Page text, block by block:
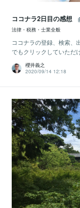
ココナラ2日目の感想
法律・税務・士業全般
ココナラの登録、検索、
でもクリックしていただ
櫻井義之
2020/09/14 12:18